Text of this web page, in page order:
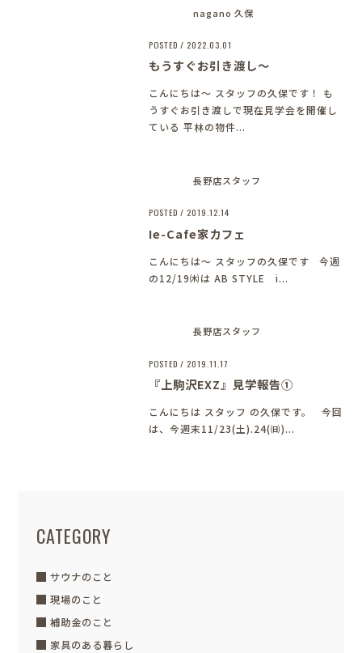
nagano 久保
POSTED / 2022.03.01
もうすぐお引き渡し～
こんにちは～ スタッフの久保です！ も
うすぐお引き渡しで現在見学会を開催し
ている 平林の物件...
長野店スタッフ
POSTED / 2019.12.14
Ie-Cafe家カフェ
こんにちは～ スタッフの久保です 今週
の12/19㈭は AB STYLE i...
長野店スタッフ
POSTED / 2019.11.17
『上駒沢EXZ』見学報告①
こんにちは スタッフ の久保です。 今回
は、今週末11/23(土).24(㈰)...
CATEGORY
サウナのこと
現場のこと
補助金のこと
家具のある暮らし